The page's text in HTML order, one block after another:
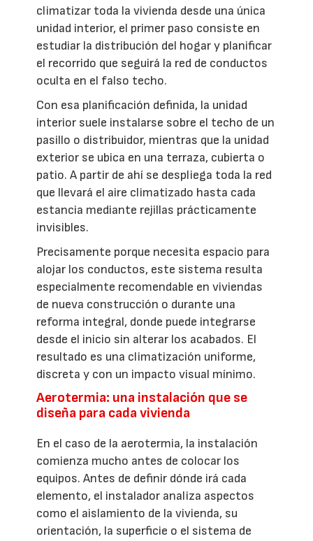
climatizar toda la vivienda desde una única
unidad interior, el primer paso consiste en
estudiar la distribución del hogar y planificar
el recorrido que seguirá la red de conductos
oculta en el falso techo.
Con esa planificación definida, la unidad
interior suele instalarse sobre el techo de un
pasillo o distribuidor, mientras que la unidad
exterior se ubica en una terraza, cubierta o
patio. A partir de ahí se despliega toda la red
que llevará el aire climatizado hasta cada
estancia mediante rejillas prácticamente
invisibles.
Precisamente porque necesita espacio para
alojar los conductos, este sistema resulta
especialmente recomendable en viviendas
de nueva construcción o durante una
reforma integral, donde puede integrarse
desde el inicio sin alterar los acabados. El
resultado es una climatización uniforme,
discreta y con un impacto visual mínimo.
Aerotermia: una instalación que se
diseña para cada vivienda
En el caso de la aerotermia, la instalación
comienza mucho antes de colocar los
equipos. Antes de definir dónde irá cada
elemento, el instalador analiza aspectos
como el aislamiento de la vivienda, su
orientación, la superficie o el sistema de